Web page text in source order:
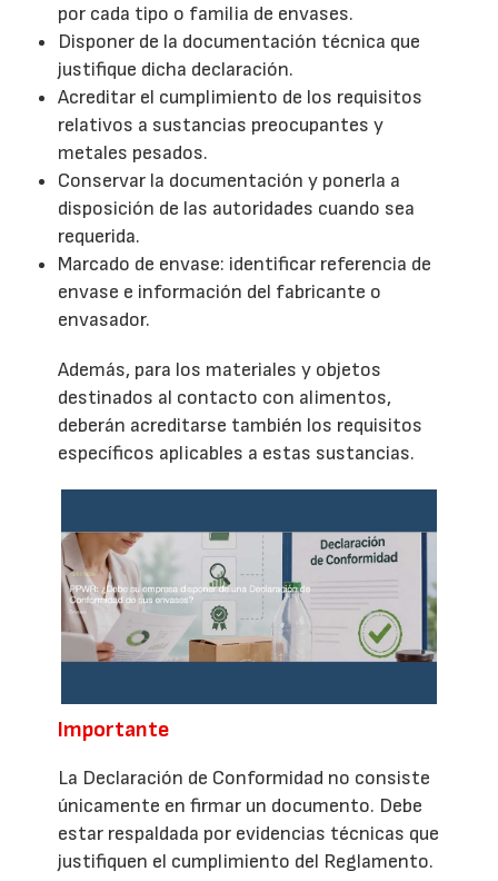
por cada tipo o familia de envases.
Disponer de la documentación técnica que
justifique dicha declaración.
Acreditar el cumplimiento de los requisitos
relativos a sustancias preocupantes y
metales pesados.
Conservar la documentación y ponerla a
disposición de las autoridades cuando sea
requerida.
Marcado de envase: identificar referencia de
envase e información del fabricante o
envasador.
Además, para los materiales y objetos
destinados al contacto con alimentos,
deberán acreditarse también los requisitos
específicos aplicables a estas sustancias.
Importante
La Declaración de Conformidad no consiste
únicamente en firmar un documento. Debe
estar respaldada por evidencias técnicas que
justifiquen el cumplimiento del Reglamento.